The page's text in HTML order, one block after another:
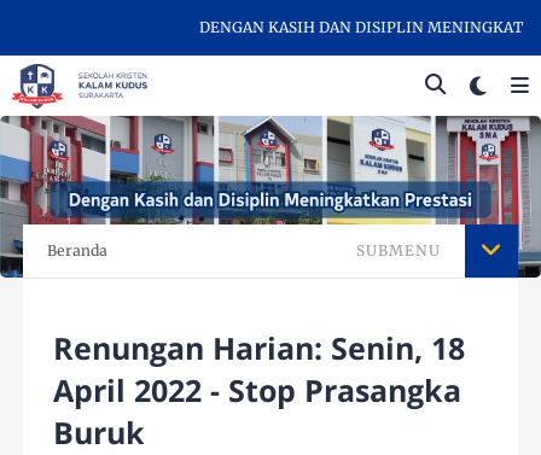
DENGAN KASIH DAN DISIPLIN MENINGKATKAN
Beranda SUBMENU
Renungan Harian: Senin, 18
April 2022 - Stop Prasangka
Buruk